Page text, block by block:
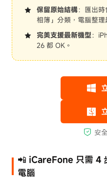
保留原始結構：匯出
相簿」分類，電腦整理
完美支援最新機型：
26 都 OK。
📲 iCareFone 只需 4
電腦